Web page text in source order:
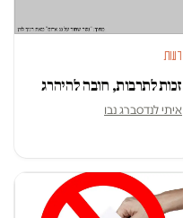
דעות
זכות לתרבות, חובה להיהרג
איתי לנדסברג נבו